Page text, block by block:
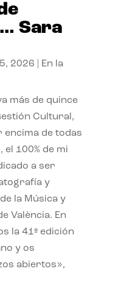
Sara
2026
En la
más de quince
Cultural,
encima de todas
100% de mi
a ser
y
la Música y
València. En
la 41ª edición
y os
abiertos»,